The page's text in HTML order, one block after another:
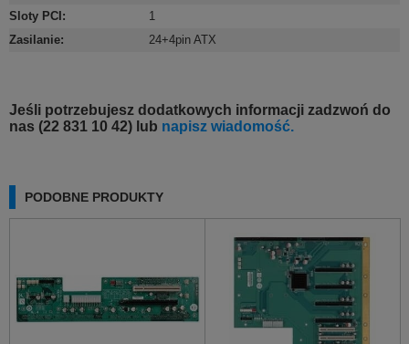
Sloty PCI :
1
Zasilanie: 24+4pin ATX
Jeśli potrzebujesz dodatkowych informacji zadzwoń do
nas (22 831 10 42) lub napisz wiadomość.
PODOBNE PRODUKTY